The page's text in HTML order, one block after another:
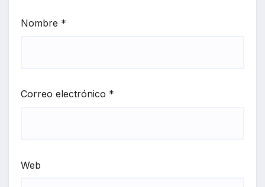
Nombre *
Correo electrónico *
Web